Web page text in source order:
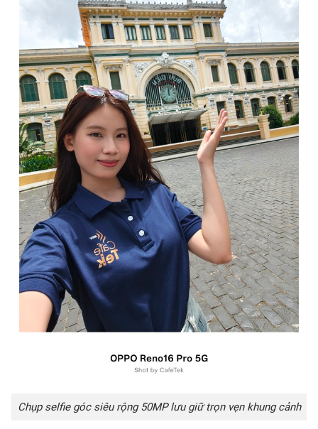
Chụp selfie góc siêu rộng 50MP lưu giữ trọn vẹn khung cảnh